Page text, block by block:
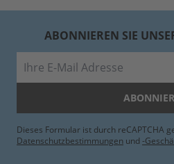
ABONNIEREN SIE
Dieses Formular ist durch reCAPTCHA
Datenschutzbestimmungen und -